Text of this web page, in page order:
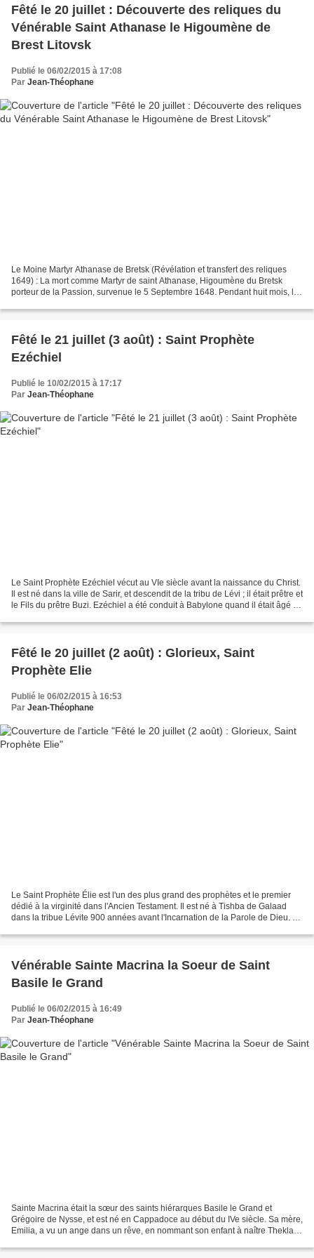
Fêté le 20 juillet : Découverte des reliques du
Vénérable Saint Athanase le Higoumène de
Brest Litovsk
Publié le 06/02/2015 à 17:08
Par Jean-Théophane
Le Moine Martyr Athanase de Bretsk (Révélation et transfert des reliques
1649) : La mort comme Martyr de saint Athanase, Higoumène du Bretsk
porteur de la Passion, survenue le 5 Septembre 1648. Pendant huit mois, le
Fêté le 21 juillet (3 août) : Saint Prophète
Ezéchiel
Publié le 10/02/2015 à 17:17
Par Jean-Théophane
Le Saint Prophète Ezéchiel vécut au VIe siècle avant la naissance du Christ.
Il est né dans la ville de Sarir, et descendit de la tribu de Lévi ; il était prêtre et
le Fils du prêtre Buzi. Ezéchiel a été conduit à Babylone quand il était âgé de
Fêté le 20 juillet (2 août) : Glorieux, Saint
Prophète Elie
Publié le 06/02/2015 à 16:53
Par Jean-Théophane
Le Saint Prophète Élie est l'un des plus grand des prophètes et le premier
dédié à la virginité dans l'Ancien Testament. Il est né à Tishba de Galaad
dans la tribue Lévite 900 années avant l'Incarnation de la Parole de Dieu. St
Vénérable Sainte Macrina la Soeur de Saint
Basile le Grand
Publié le 06/02/2015 à 16:49
Par Jean-Théophane
Sainte Macrina était la sœur des saints hiérarques Basile le Grand et
Grégoire de Nysse, et est né en Cappadoce au début du IVe siècle. Sa mère,
Emilia, a vu un ange dans un rêve, en nommant son enfant à naître Thekla,